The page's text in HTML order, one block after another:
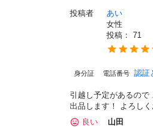
投稿者
あい
女性
投稿： 71
身分証 電話番号 認証
引越し予定があるので
出品します！ よろしく
良い
山田